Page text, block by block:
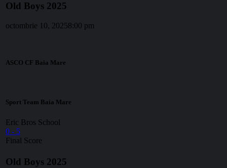
Old Boys 2025
octombrie 10, 20258:00 pm
ASCO CF Baia Mare
Sport Team Baia Mare
Eric Bros School
0 - 5
Final Score
Old Boys 2025